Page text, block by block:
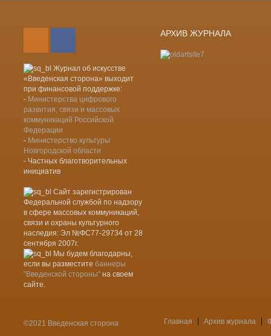
Журнал об искусстве
«Введенская сторона» выходит
при финансовой поддержке:
- Министерства цифрового
развития, связи и массовых
коммуникаций Российской
Федерации
- Министерство культуры
Новгородской области
- Частных благотворительных
инициатив
Сайт зарегистрирован
Федеральной службой по надзору
в сфере массовых коммуникаций,
связи и охраны культурного
наследия: Эл №ФС77-29734 от 28
сентября 2007г.
Мы будем благодарны,
если вы разместите баннеры
"Введенской стороны"на своем
сайте.
АРХИВ ЖУРНАЛА
©2021 Введенская сторона Меню
Главная Архив журнала